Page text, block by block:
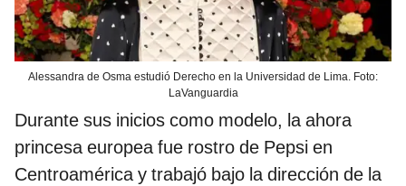
Alessandra de Osma estudió Derecho en la Universidad de Lima. Foto:
LaVanguardia
Durante sus inicios como modelo, la ahora
princesa europea fue rostro de Pepsi en
Centroamérica y trabajó bajo la dirección de la